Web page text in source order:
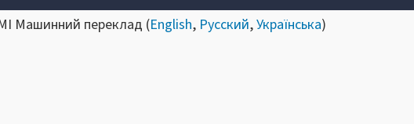
Машинний переклад (English, Русский,Українська)